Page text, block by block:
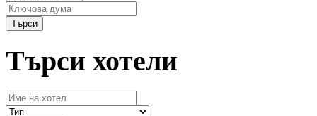
Търси хотели